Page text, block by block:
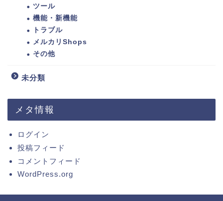
ツール
機能・新機能
トラブル
メルカリShops
その他
未分類
メタ情報
ログイン
投稿フィード
コメントフィード
WordPress.org